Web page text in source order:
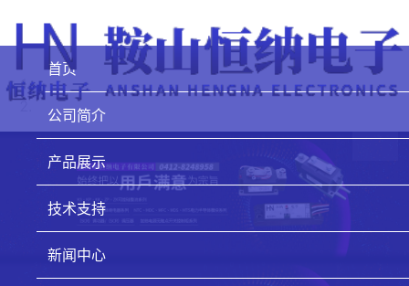
首页
公司简介
产品展示
技术支持
新闻中心